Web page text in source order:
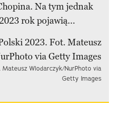
Na tym jednak
rok pojawią...
Wlodarczyk/NurPhoto via
Getty Images